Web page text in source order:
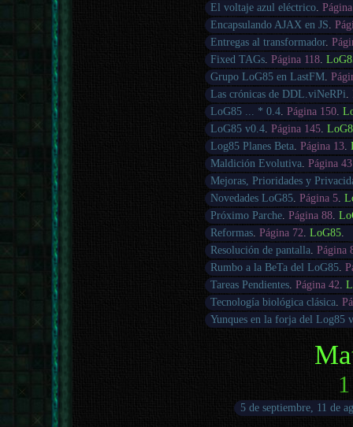
El voltaje azul eléctrico .
Encapsulando AJAX en JS .
Entregas al transformador.
Fixed TAGs .Página 118 .
Grupo LoG85 en LastFM .
Las crónicas de DDL.viNeRPi .
LoG85 ... * 0.4 .Página 150 .
LoG85 v0.4 .Página 145 .
Log85 Planes Beta .Página 13 .
Maldición Evolutiva .Página 43
Mejoras, Prioridades y
Novedades LoG85 .Página 5 .
Próximo Parche .Página 88 .
Reformas .Página 72 .LoG85
Resolución de pantalla .Página
Rumbo a la BeTa del LoG85 .
Tareas Pendientes .Página 42 .
Tecnología biológica clásica .
Yunques en la forja del Log85
5 de septiembre, 11 de